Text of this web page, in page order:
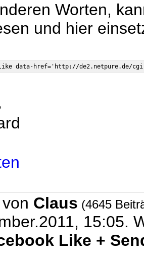
Worten,
und hier
Claus (4645
15:05.
Like +